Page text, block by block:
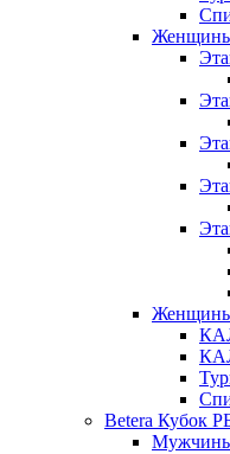
Betera Кубок